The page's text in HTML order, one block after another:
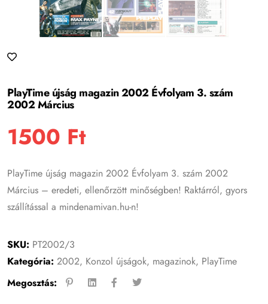
PlayTime újság magazin 2002 Évfolyam 3. szám
2002 Március
1500 Ft
PlayTime újság magazin 2002 Évfolyam 3. szám 2002
Március – eredeti, ellenőrzött minőségben! Raktárról, gyors
szállítással a mindenamivan.hu-n!
SKU: PT2002/3
Kategória: 2002, Konzol újságok, magazinok, PlayTime
Megosztás: